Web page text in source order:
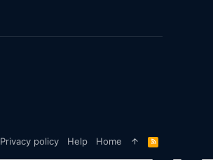
Privacy policy Help Home
R
S